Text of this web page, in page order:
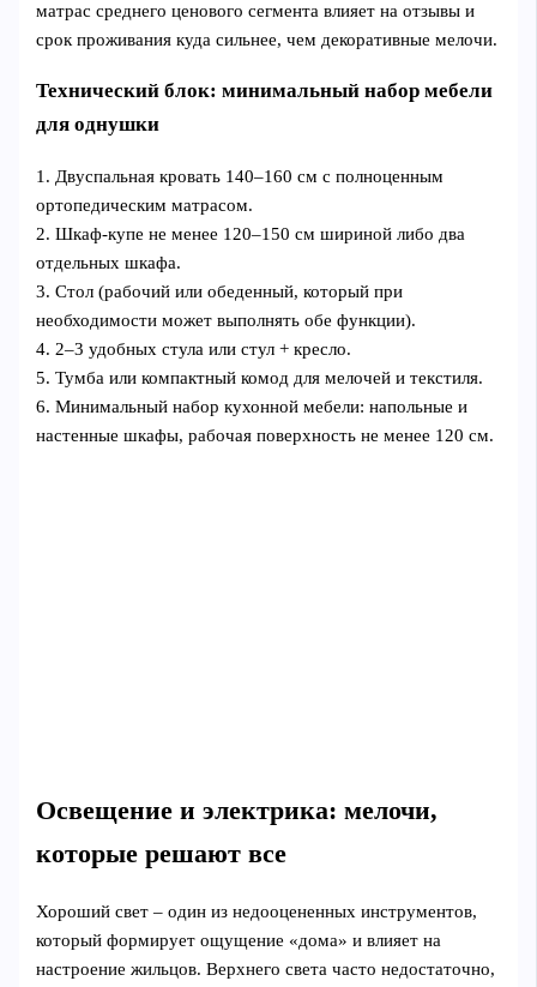
матрас среднего ценового сегмента влияет на отзывы и
срок проживания куда сильнее, чем декоративные мелочи.
Технический блок: минимальный набор мебели
для однушки
1. Двуспальная кровать 140–160 см с полноценным
ортопедическим матрасом.
2. Шкаф‑купе не менее 120–150 см шириной либо два
отдельных шкафа.
3. Стол (рабочий или обеденный, который при
необходимости может выполнять обе функции).
4. 2–3 удобных стула или стул + кресло.
5. Тумба или компактный комод для мелочей и текстиля.
6. Минимальный набор кухонной мебели: напольные и
настенные шкафы, рабочая поверхность не менее 120 см.
Освещение и электрика: мелочи,
которые решают все
Хороший свет – один из недооцененных инструментов,
который формирует ощущение «дома» и влияет на
настроение жильцов. Верхнего света часто недостаточно,